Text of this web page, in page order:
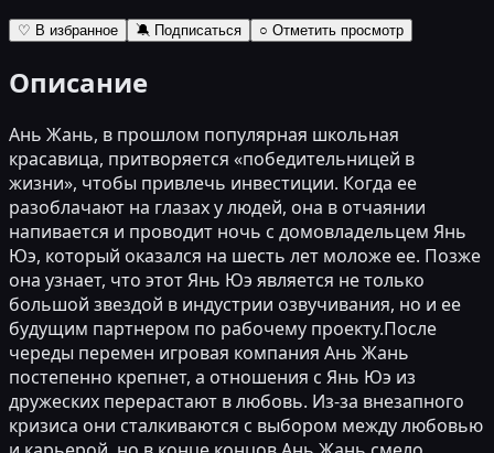
♡ В избранное 🔕 Подписаться ○ Отметить просмотр
Описание
Ань Жань, в прошлом популярная школьная
красавица, притворяется «победительницей в
жизни», чтобы привлечь инвестиции. Когда ее
разоблачают на глазах у людей, она в отчаянии
напивается и проводит ночь с домовладельцем Янь
Юэ, который оказался на шесть лет моложе ее. Позже
она узнает, что этот Янь Юэ является не только
большой звездой в индустрии озвучивания, но и ее
будущим партнером по рабочему проекту.После
череды перемен игровая компания Ань Жань
постепенно крепнет, а отношения с Янь Юэ из
дружеских перерастают в любовь. Из-за внезапного
кризиса они сталкиваются с выбором между любовью